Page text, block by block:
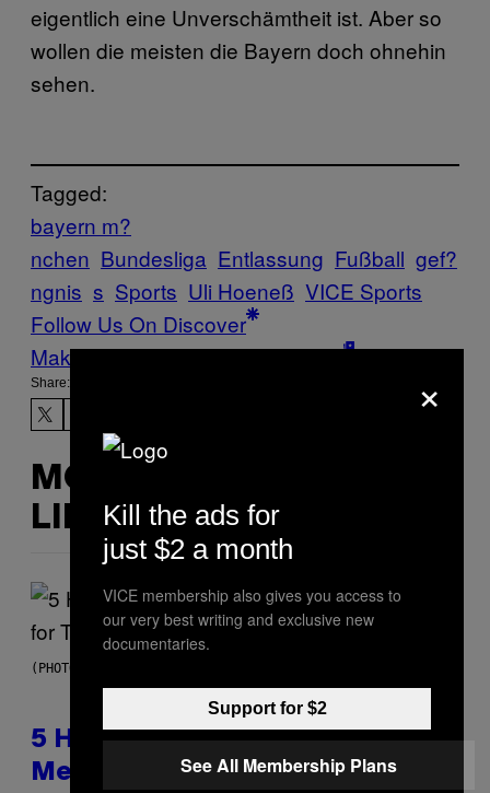
eigentlich eine Unverschämtheit ist. Aber so
wollen die meisten die Bayern doch ohnehin
sehen.
Tagged:
bayern m?
nchen Bundesliga Entlassung Fußball gef?
ngnis s Sports Uli Hoeneß VICE Sports
Follow Us On Discover
Make Us Preferred In Top Stories
Share:
MORE
LIKE THIS
(PHOTO BY STEVE GRANITZ/WIREIMAGE)
5 Hip-Hop Songs That Are Most
Memorable for Their Classic
×
Kill the ads for
just $2 a month
VICE membership also gives you access to
our very best writing and exclusive new
documentaries.
Support for $2
See All Membership Plans